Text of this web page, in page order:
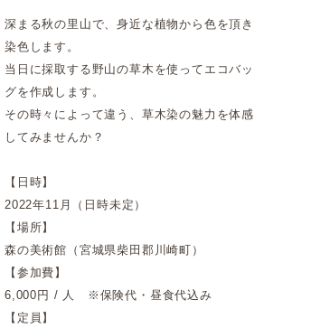
深まる秋の里山で、身近な植物から色を頂き
染色します。
当日に採取する野山の草木を使ってエコバッ
グを作成します。
その時々によって違う、草木染の魅力を体感
してみませんか？
【日時】
2022年11月（日時未定）
【場所】
森の美術館（宮城県柴田郡川崎町）
【参加費】
6,000円 / 人 ※保険代・昼食代込み
【定員】